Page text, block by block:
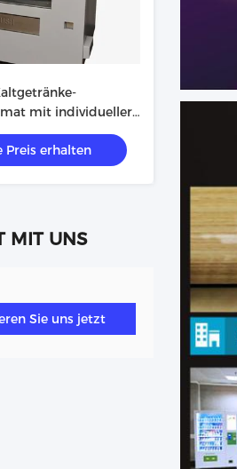
mit individueller
Preis erhalten
MIT UNS
Sie uns jetzt